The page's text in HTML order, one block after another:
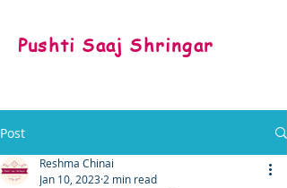
Pushti Saaj Shringar
Post
Reshma Chinai
Jan 10, 2023 2 min read